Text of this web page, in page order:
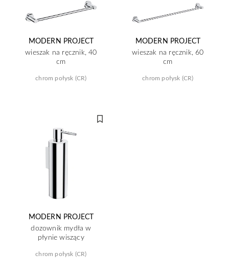
MODERN PROJECT
wieszak na ręcznik, 40
cm
chrom połysk (CR)
MODERN PROJECT
wieszak na ręcznik, 60
cm
chrom połysk (CR)
MODERN PROJECT
dozownik mydła w
płynie wiszący
chrom połysk (CR)